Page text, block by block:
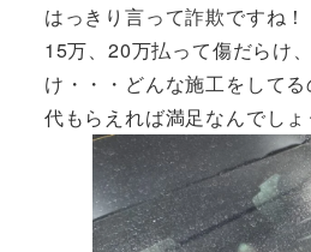
はっきり言って詐欺ですね！
15万、20万払って傷だらけ
け・・・どんな施工をして
代もらえれば満足なんでしょ